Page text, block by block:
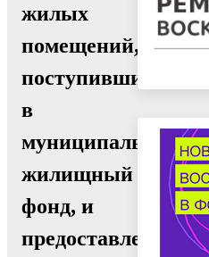
жилых
помещений,
поступивших
в
муниципальный
жилищный
фонд, и
предоставлении